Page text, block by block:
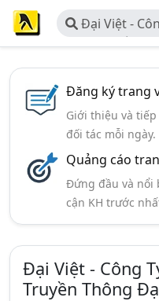
Đại Việt -
Hoá - Truyền
Đăng ký trang
Giới thiệu và
đối tác mỗi ngày.
Quảng cáo
Đứng đầu và nổi
cận KH trước
Đại Việt - Công
Truyền Thông